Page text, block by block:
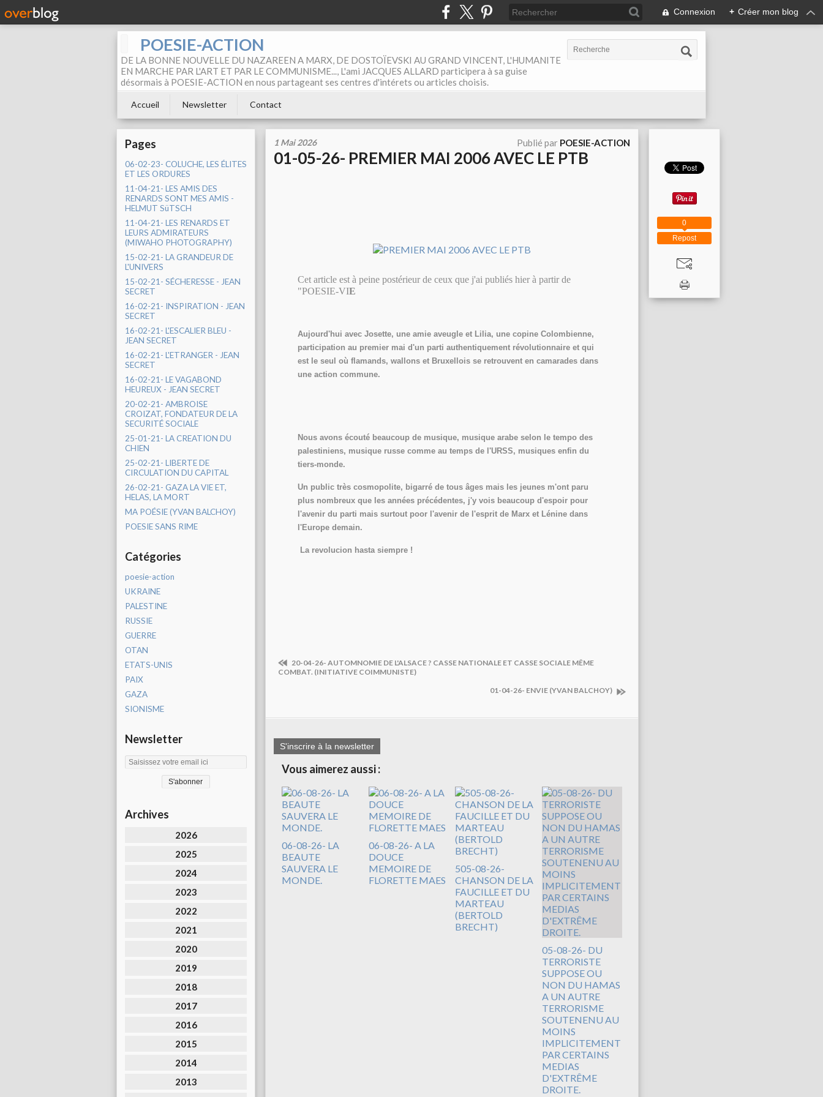
Connexion + Créer mon blog
POESIE-ACTION
DE LA BONNE NOUVELLE DU NAZAREEN A MARX, DE DOSTOÏEVSKI AU GRAND VINCENT, L'HUMANITE
EN MARCHE PAR L'ART ET PAR LE COMMUNISME..., L'ami JACQUES ALLARD participera à sa guise
désormais à POESIE-ACTION en nous partageant ses centres d'intérets ou articles choisis.
Accueil Newsletter Contact
Pages
06-02-23- COLUCHE, LES ÉLITES
ET LES ORDURES
11-04-21- LES AMIS DES
RENARDS SONT MES AMIS -
HELMUT SüTSCH
11-04-21- LES RENARDS ET
LEURS ADMIRATEURS
(MIWAHO PHOTOGRAPHY)
15-02-21- LA GRANDEUR DE
L'UNIVERS
15-02-21- SÉCHERESSE - JEAN
SECRET
16-02-21- INSPIRATION - JEAN
SECRET
16-02-21- L'ESCALIER BLEU -
JEAN SECRET
16-02-21- L'ETRANGER - JEAN
SECRET
16-02-21- LE VAGABOND
HEUREUX - JEAN SECRET
20-02-21- AMBROISE
CROIZAT, FONDATEUR DE LA
SECURITÉ SOCIALE
25-01-21- LA CREATION DU
CHIEN
25-02-21- LIBERTE DE
CIRCULATION DU CAPITAL
26-02-21- GAZA LA VIE ET,
HELAS, LA MORT
MA POÉSIE (YVAN BALCHOY)
POESIE SANS RIME
Catégories
poesie-action
UKRAINE
PALESTINE
RUSSIE
GUERRE
OTAN
ETATS-UNIS
PAIX
GAZA
SIONISME
Newsletter
Archives
2026
2025
2024
2023
2022
2021
2020
2019
2018
2017
2016
2015
2014
2013
1 Mai 2026 Publié par POESIE-ACTION
01-05-26- PREMIER MAI 2006 AVEC LE PTB
Cet article est à peine postérieur de ceux que j'ai publiés hier à partir de
"POESIE-VIE
Aujourd'hui avec Josette, une amie aveugle et Lilia, une copine Colombienne,
participation au premier mai d'un parti authentiquement révolutionnaire et qui
est le seul où flamands, wallons et Bruxellois se retrouvent en camarades dans
une action commune.
Nous avons écouté beaucoup de musique, musique arabe selon le tempo des
palestiniens, musique russe comme au temps de l'URSS, musiques enfin du
tiers-monde.
Un public très cosmopolite, bigarré de tous âges mais les jeunes m'ont paru
plus nombreux que les années précédentes, j'y vois beaucoup d'espoir pour
l'avenir du parti mais surtout poor l'avenir de l'esprit de Marx et Lénine dans
l'Europe demain.
La revolucion hasta siempre !
20-04-26- AUTOMNOMIE DE L'ALSACE ? CASSE NATIONALE ET CASSE SOCIALE MÊME
COMBAT. (INITIATIVE COIMMUNISTE)
01-04-26- ENVIE (YVAN BALCHOY)
S'inscrire à la newsletter
Vous aimerez aussi :
06-08-26- LA
BEAUTE
SAUVERA LE
MONDE.
06-08-26- A LA
DOUCE
MEMOIRE DE
FLORETTE MAES
505-08-26-
CHANSON DE LA
FAUCILLE ET DU
MARTEAU
(BERTOLD
BRECHT)
05-08-26- DU
TERRORISTE
SUPPOSE OU
NON DU HAMAS
A UN AUTRE
TERRORISME
SOUTENENU AU
MOINS
IMPLICITEMENT
PAR CERTAINS
MEDIAS
D'EXTRÊME
DROITE.
Repost
0